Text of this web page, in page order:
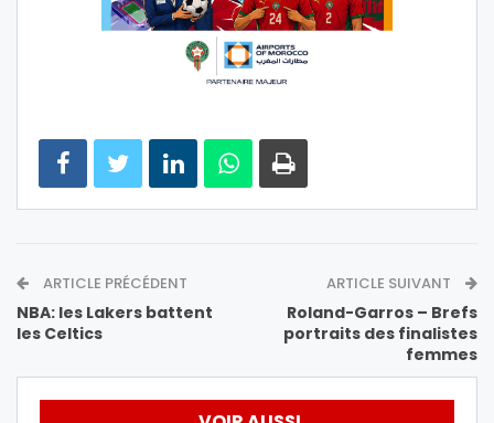
ARTICLE PRÉCÉDENT
NBA: les Lakers battent
les Celtics
ARTICLE SUIVANT
Roland-Garros – Brefs
portraits des finalistes
femmes